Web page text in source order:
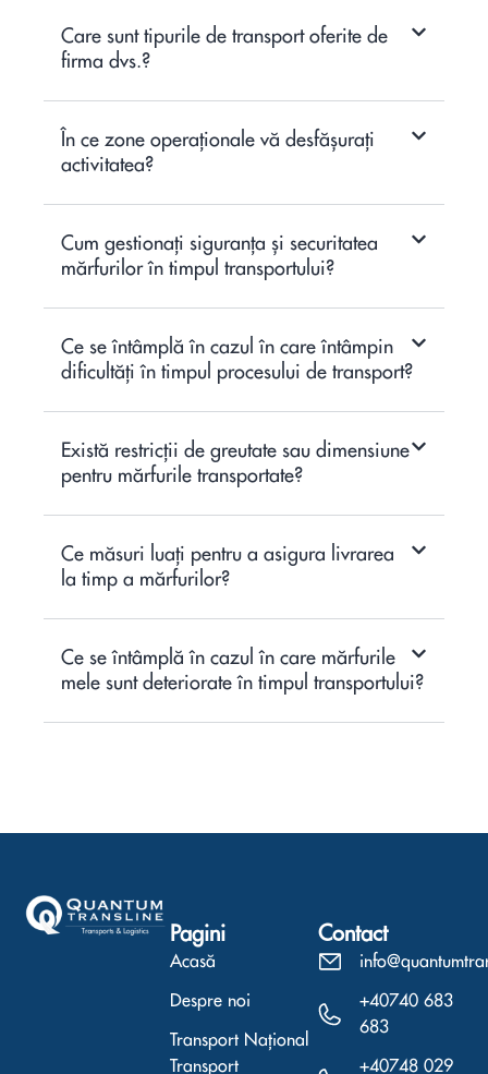
Care sunt tipurile de transport oferite de
firma dvs.?
În ce zone operaționale vă desfășurați
activitatea?
Cum gestionați siguranța și securitatea
mărfurilor în timpul transportului?
Ce se întâmplă în cazul în care întâmpin
dificultăți în timpul procesului de transport?
Există restricții de greutate sau dimensiune
pentru mărfurile transportate?
Ce măsuri luați pentru a asigura livrarea
la timp a mărfurilor?
Ce se întâmplă în cazul în care mărfurile
mele sunt deteriorate în timpul transportului?
Pagini
Acasă
Despre noi
Transport Național
Transport
Contact
+40740 683
683
+40748 029